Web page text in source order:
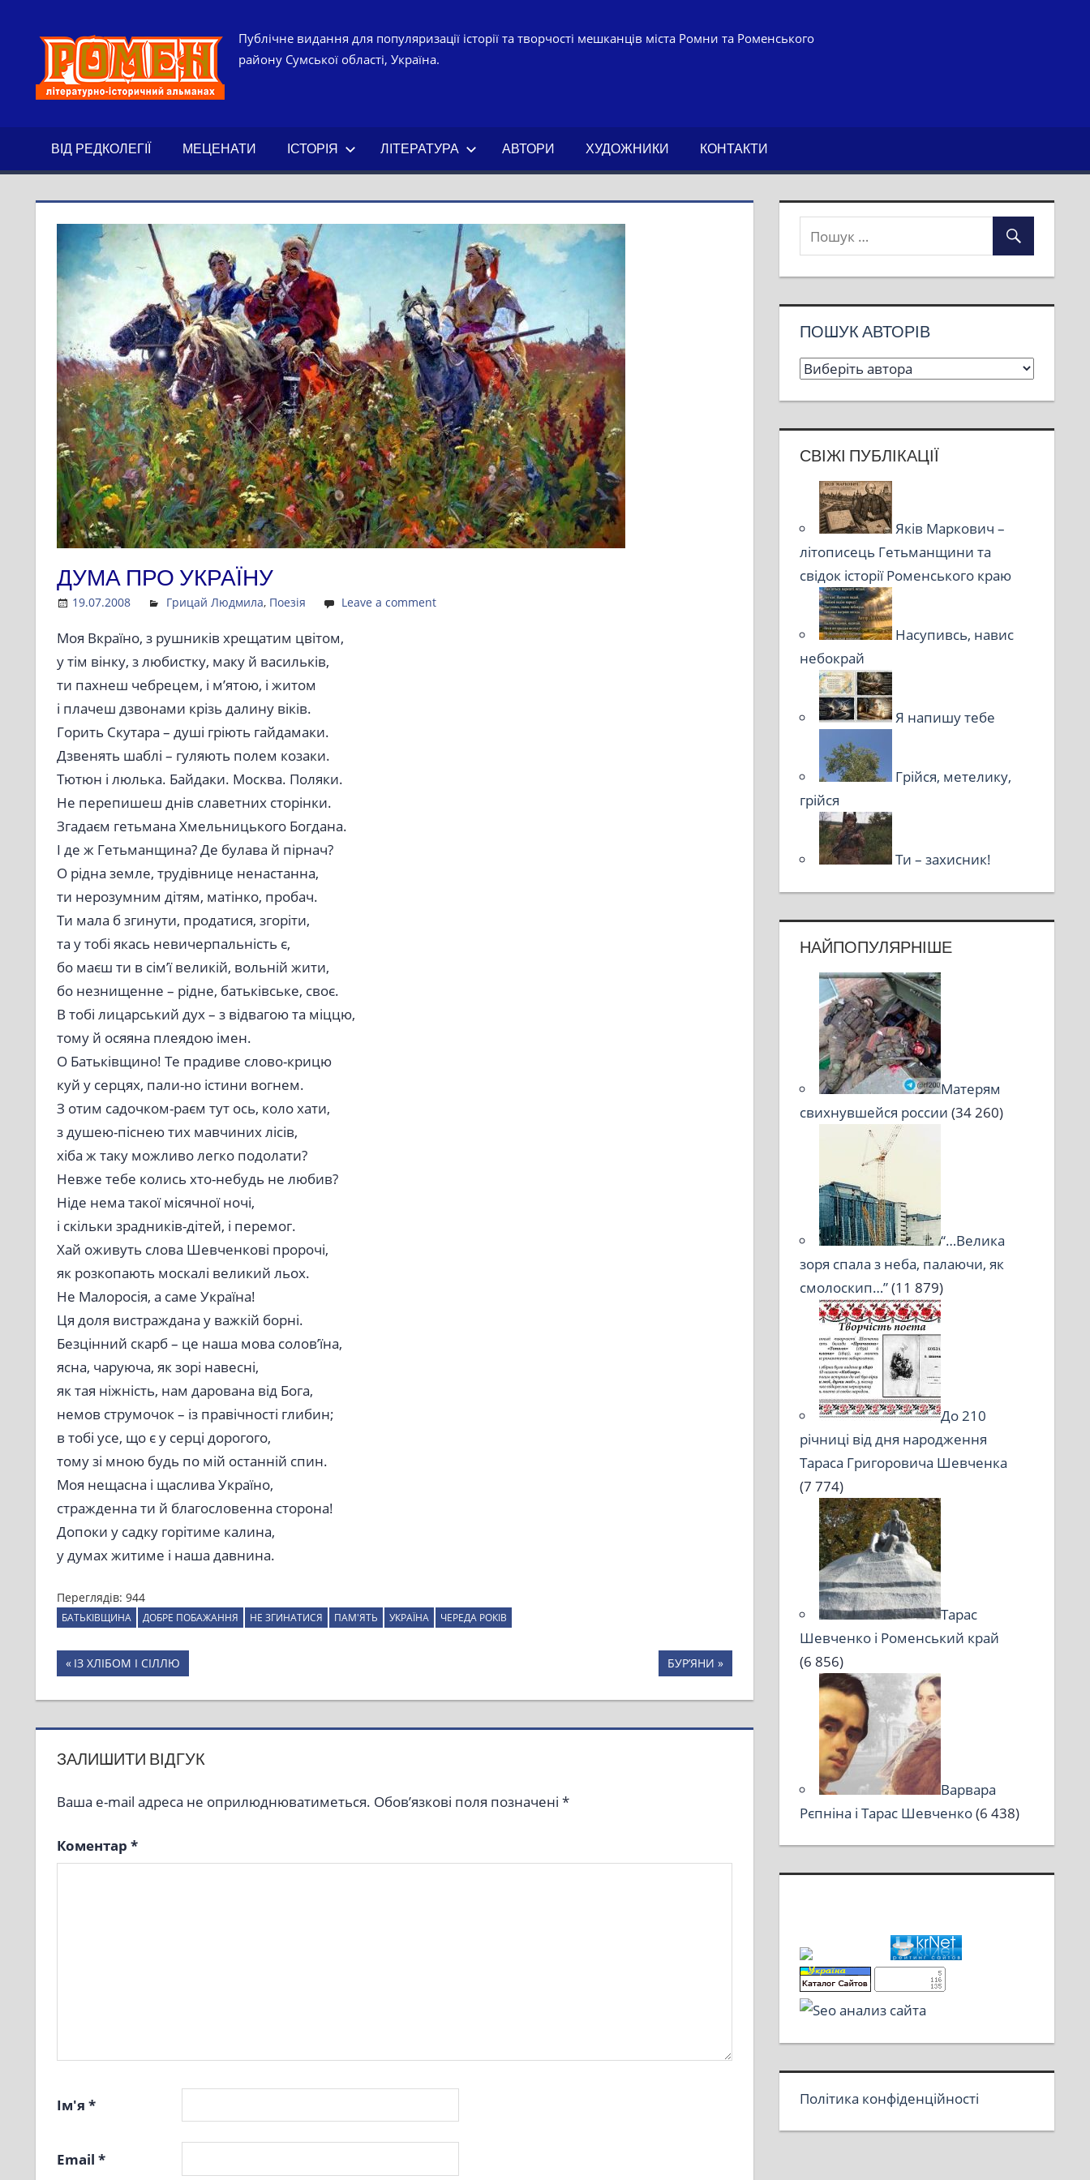
РОМЕН.
ІСТОРИЧНИЙ
АЛЬМАНАХ.
Публічне видання для популяризації історії та творчості мешканців міста Ромни та Роменського
району Сумської області, Україна.
ВІД РЕДКОЛЕГІЇ МЕЦЕНАТИ ІСТОРІЯ ЛІТЕРАТУРА АВТОРИ ХУДОЖНИКИ КОНТАКТИ
ДУМА ПРО УКРАЇНУ
19.07.2008 Admin
Грицай Людмила, Поезія Leave a comment
Моя Вкраїно, з рушників хрещатим цвітом,
у тім вінку, з любистку, маку й васильків,
ти пахнеш чебрецем, і м’ятою, і житом
і плачеш дзвонами крізь далину віків.
Горить Скутара – душі гріють гайдамаки.
Дзвенять шаблі – гуляють полем козаки.
Тютюн і люлька. Байдаки. Москва. Поляки.
Не перепишеш днів славетних сторінки.
Згадаєм гетьмана Хмельницького Богдана.
І де ж Гетьманщина? Де булава й пірнач?
О рідна земле, трудівнице ненастанна,
ти нерозумним дітям, матінко, пробач.
Ти мала б згинути, продатися, згоріти,
та у тобі якась невичерпальність є,
бо маєш ти в сім’ї великій, вольній жити,
бо незнищенне – рідне, батьківське, своє.
В тобі лицарський дух – з відвагою та міццю,
тому й осяяна плеядою імен.
О Батьківщино! Те прадиве слово-крицю
куй у серцях, пали-но істини вогнем.
З отим садочком-раєм тут ось, коло хати,
з душею-піснею тих мавчиних лісів,
хіба ж таку можливо легко подолати?
Невже тебе колись хто-небудь не любив?
Ніде нема такої місячної ночі,
і скільки зрадників-дітей, і перемог.
Хай оживуть слова Шевченкові пророчі,
як розкопають москалі великий льох.
Не Малоросія, а саме Україна!
Ця доля вистраждана у важкій борні.
Безцінний скарб – це наша мова солов’їна,
ясна, чаруюча, як зорі навесні,
як тая ніжність, нам дарована від Бога,
немов струмочок – із правічності глибин;
в тобі усе, що є у серці дорогого,
тому зі мною будь по мій останній спин.
Моя нещасна і щаслива Україно,
стражденна ти й благословенна сторона!
Допоки у садку горітиме калина,
у думах житиме і наша давнина.
Переглядів: 944
БАТЬКІВЩИНА ДОБРЕ ПОБАЖАННЯ НЕ ЗГИНАТИСЯ ПАМ'ЯТЬ УКРАЇНА ЧЕРЕДА РОКІВ
Навігація
записів
Previous
Post:
ІЗ ХЛІБОМ І СІЛЛЮ
Next
Post:
БУР’ЯНИ
ЗАЛИШИТИ ВІДГУК
Ваша e-mail адреса не оприлюднюватиметься. Обов’язкові поля позначені *
Коментар *
Ім'я *
Email *
ПОШУК АВТОРІВ
СВІЖІ ПУБЛІКАЦІЇ
Яків Маркович –
літописець Гетьманщини та
свідок історії Роменського краю
Насупивсь, навис
небокрай
Я напишу тебе
Грійся, метелику,
грійся
Ти – захисник!
НАЙПОПУЛЯРНІШЕ
Матерям
свихнувшейся россии (34 260)
“…Велика
зоря спала з неба, палаючи, як
смолоскип…”(11 879)
До 210
річниці від дня народження
Тараса Григоровича Шевченка
(7 774)
Тарас
Шевченко і Роменський край
(6 856)
Варвара
Рєпніна і Тарас Шевченко(6 438)
Політика конфіденційності